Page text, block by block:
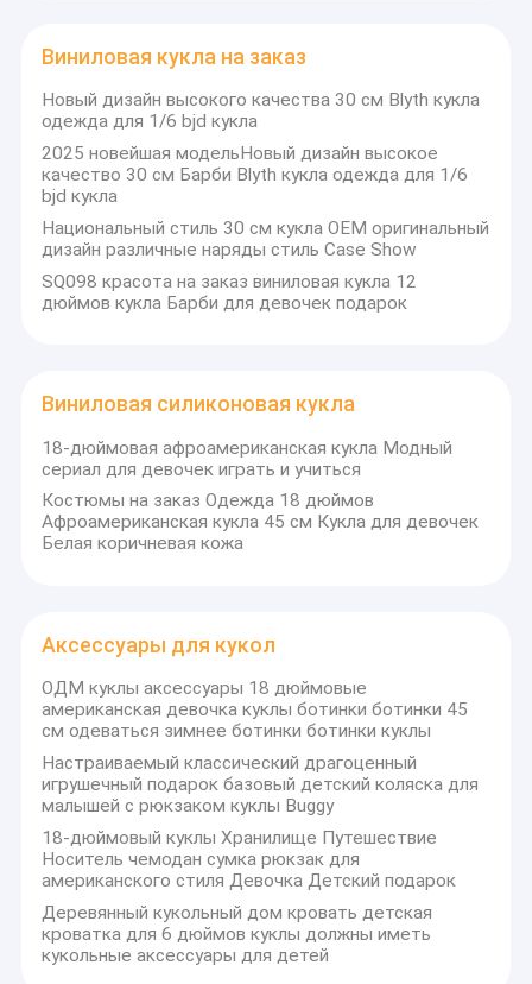
Наша фабрика
контроль качества
Красивая кукла
Виниловая кукла на заказ
Новый дизайн высокого качества 30 см Blyth кукла
одежда для 1/6 bjd кукла
2025 новейшая модельНовый дизайн высокое
качество 30 см Барби Blyth кукла одежда для 1/6
bjd кукла
Национальный стиль 30 см кукла OEM оригинальный
дизайн различные наряды стиль Case Show
SQ098 красота на заказ виниловая кукла 12
дюймов кукла Барби для девочек подарок
Виниловая силиконовая кукла
18-дюймовая афроамериканская кукла Модный
сериал для девочек играть и учиться
Костюмы на заказ Одежда 18 дюймов
Афроамериканская кукла 45 см Кукла для девочек
Белая коричневая кожа
Аксессуары для кукол
ОДМ куклы аксессуары 18 дюймовые
американская девочка куклы ботинки ботинки 45
см одеваться зимнее ботинки ботинки куклы
Настраиваемый классический драгоценный
игрушечный подарок базовый детский коляска для
малышей с рюкзаком куклы Buggy
18-дюймовый куклы Хранилище Путешествие
Носитель чемодан сумка рюкзак для
американского стиля Девочка Детский подарок
Деревянный кукольный дом кровать детская
кроватка для 6 дюймов куклы должны иметь
кукольные аксессуары для детей
летним производственным опытом,
специализирующимся на одежде для кукол,
аксессуарах для кукол и игрушках на заказ.Наш завод
имеет передовое оборудование и богатый
опыт.Особое внимание уделяйте продуктам,
упакованным в красивые коробки для подарков или
сумочки, которые можно настроить в соответствии со
всеми вашими потребностями в разных размерах и
узорах.с полной системой обслуживания и отличной
командой технического обслуживания, чтобы мы
могли предоставить клиентам передовые
отвечает за полный процесс управления
качеством,Все наши продукты должны пройти 3-4
этапа проверки QC и каждый процесс имеет строгие